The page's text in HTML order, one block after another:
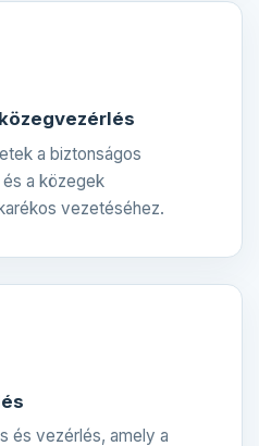
a biztonságos
a közegek
vezetéséhez.
és vezérlés, amely a